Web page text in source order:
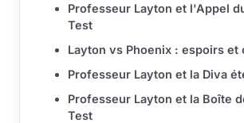
Professeur Layton et l'Appel
Test
Layton vs Phoenix : espoirs et
Professeur Layton et la Diva
Professeur Layton et la Boîte
Test